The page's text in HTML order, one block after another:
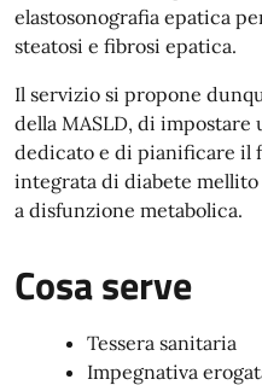
elastosonografia epatica
steatosi e fibrosi epatica.
Il servizio si propone
della MASLD, di
dedicato e di pianificare il
integrata di diabete mellito
a disfunzione metabolica.
Cosa serve
Tessera sanitaria
Impegnativa